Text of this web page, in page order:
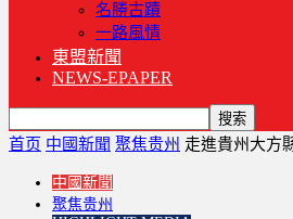
名勝古蹟
一路風情
東盟新聞
NEWS-EPAPER
首页 中國新聞 聚焦贵州 走進貴州大方
中國新聞
聚焦贵州